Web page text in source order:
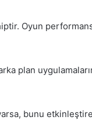
Oyun
plan
bunu